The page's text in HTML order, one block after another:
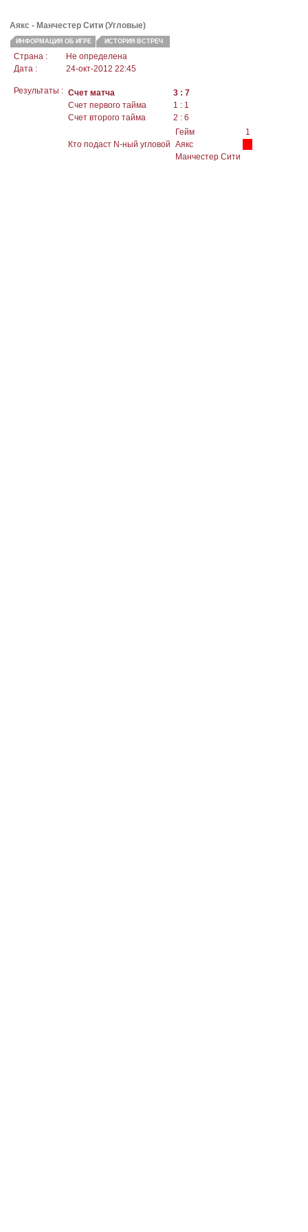
Аякс - Манчестер Сити (Угловые)
ИНФОРМАЦИЯ ОБ ИГРЕ ИСТОРИЯ ВСТРЕЧ
Страна :
Не определена
Дата :
24-окт-2012 22:45
Результаты : Счет матча
3 : 7
Счет первого тайма
1 : 1
Счет второго тайма
2 : 6
Кто подаст N-ный угловой
Гейм
1
Аякс
Манчестер Сити